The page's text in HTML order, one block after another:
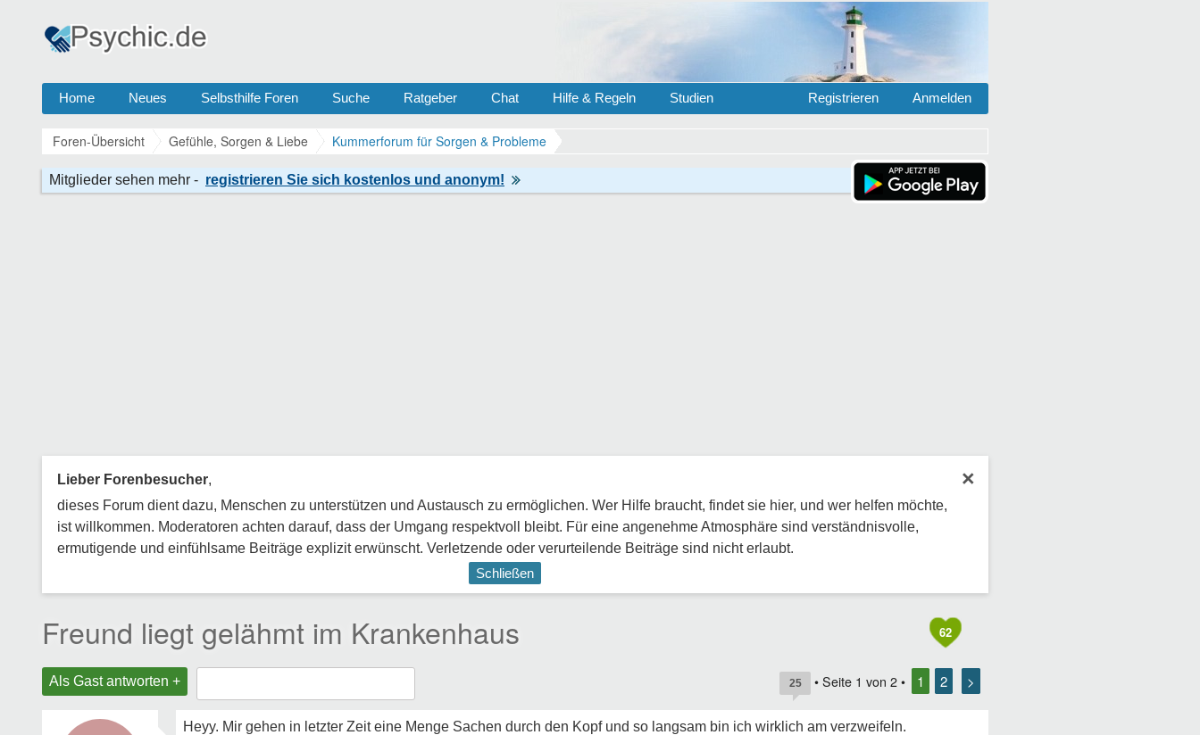
Home Neues Selbsthilfe Foren Suche Ratgeber Chat Hilfe & Regeln Studien Anmelden
Registrieren
Foren-Übersicht Gefühle, Sorgen & Liebe Kummerforum für Sorgen & Probleme
×
Lieber Forenbesucher,
dieses Forum dient dazu, Menschen zu unterstützen und Austausch zu ermöglichen. Wer Hilfe braucht, findet sie hier, und wer helfen möchte,
ist willkommen. Moderatoren achten darauf, dass der Umgang respektvoll bleibt. Für eine angenehme Atmosphäre sind verständnisvolle,
ermutigende und einfühlsame Beiträge explizit erwünscht. Verletzende oder verurteilende Beiträge sind nicht erlaubt.
Schließen
62
Freund liegt gelähmt im Krankenhaus
Als Gast antworten + 25 • Seite 1 von 2 • 1 2 >
Heyy. Mir gehen in letzter Zeit eine Menge Sachen durch den Kopf und so langsam bin ich wirklich am verzweifeln.